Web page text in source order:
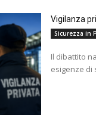
Vigilanza
Sicurezza in
Il dibattito
esigenze di